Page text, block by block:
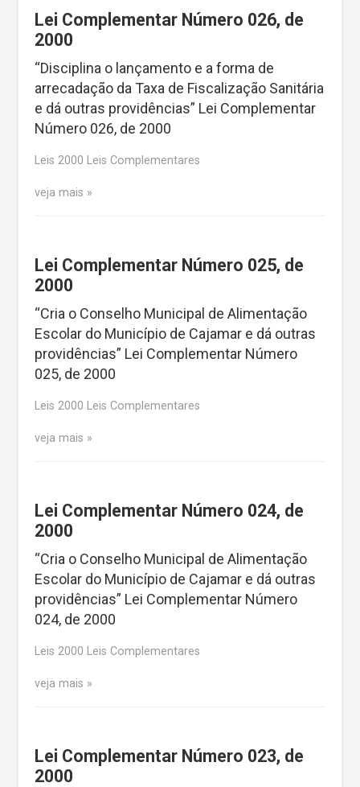
Lei Complementar Número 026, de
2000
“Disciplina o lançamento e a forma de
arrecadação da Taxa de Fiscalização Sanitária
e dá outras providências” Lei Complementar
Número 026, de 2000
Leis 2000 Leis Complementares
veja mais
Lei Complementar Número 025, de
2000
“Cria o Conselho Municipal de Alimentação
Escolar do Município de Cajamar e dá outras
providências” Lei Complementar Número
025, de 2000
Leis 2000 Leis Complementares
veja mais
Lei Complementar Número 024, de
2000
“Cria o Conselho Municipal de Alimentação
Escolar do Município de Cajamar e dá outras
providências” Lei Complementar Número
024, de 2000
Leis 2000 Leis Complementares
veja mais
Lei Complementar Número 023, de
2000